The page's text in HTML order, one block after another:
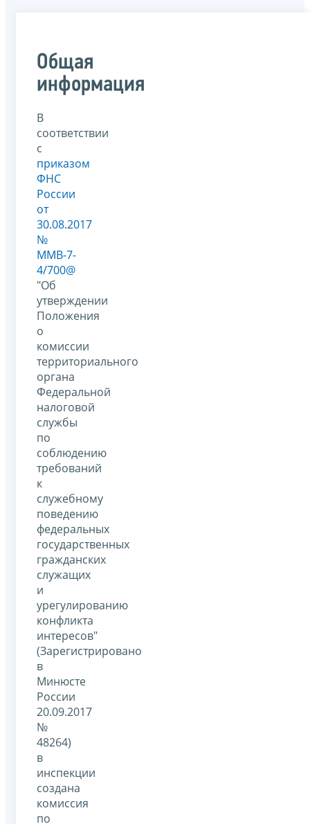
Общая
информация
В
соответствии
с
приказом
ФНС
России
от
30.08.2017
№
ММВ-7-
4/700@
"Об
утверждении
Положения
о
комиссии
территориального
органа
Федеральной
налоговой
службы
по
соблюдению
требований
к
служебному
поведению
федеральных
государственных
гражданских
служащих
и
урегулированию
конфликта
интересов"
(Зарегистрировано
в
Минюсте
России
20.09.2017
№
48264)
в
инспекции
создана
комиссия
по